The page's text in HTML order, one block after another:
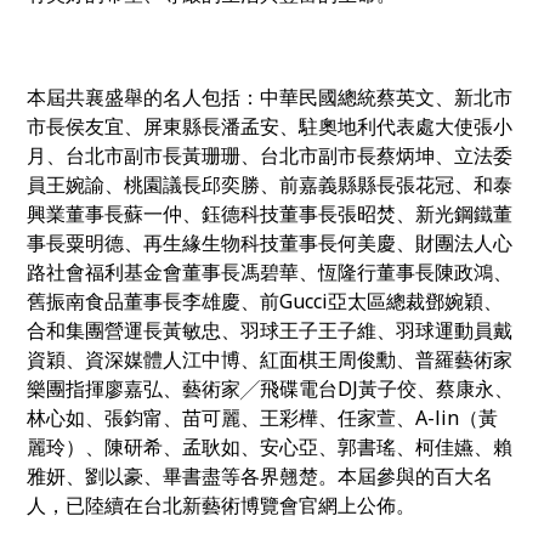
本屆共襄盛舉的名人包括：中華民國總統蔡英文、新北市
市長侯友宜、屏東縣長潘孟安、駐奧地利代表處大使張小
月、 台北市副市長黃珊珊、台北市副市長蔡炳坤、立法委
員王婉諭、桃園議長邱奕勝、前嘉義縣縣長張花冠、和泰
興業董事長蘇一仲、鈺德科技董事長張昭焚、新光鋼鐵董
事長粟明德、再生緣生物科技董事長何美慶、財團法人心
路社會福利基金會董事長馮碧華、恆隆行董事長陳政鴻、
舊振南食品董事長李雄慶、前Gucci亞太區總裁鄧婉穎、
合和集團營運長黃敏忠、羽球王子王子維、羽球運動員戴
資穎、資深媒體人江中博、紅面棋王周俊勳、普羅藝術家
樂團指揮廖嘉弘、藝術家╱飛碟電台DJ黃子佼、蔡康永、
林心如、張鈞甯、苗可麗、王彩樺、任家萱、A-lin （黃
麗玲）、陳研希、孟耿如、安心亞、郭書瑤、柯佳嬿、賴
雅妍、劉以豪、畢書盡等各界翹楚。本屆參與的百大名
人，已陸續在台北新藝術博覽會官網上公佈。